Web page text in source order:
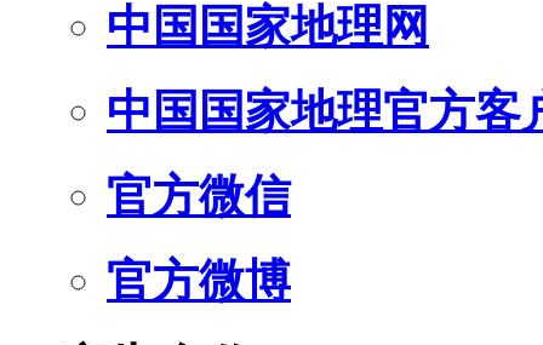
中国国家地理网
中国国家地理官方客
官方微信
官方微博